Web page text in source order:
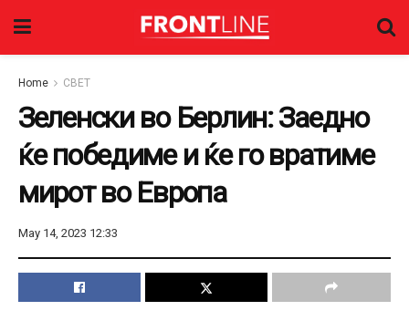
Home СВЕТ
Зеленски во Берлин: Заедно
ќе победиме и ќе го вратиме
мирот во Европа
May 14, 2023 12:33